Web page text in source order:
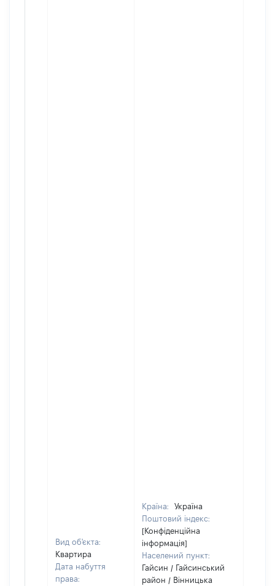
Вид об'єкта:
Квартира
Дата набуття
права:
Країна:
Україна
Поштовий індекс:
[Конфіденційна
інформація]
Населений пункт:
Гайсин / Гайсинський
район / Вінницька